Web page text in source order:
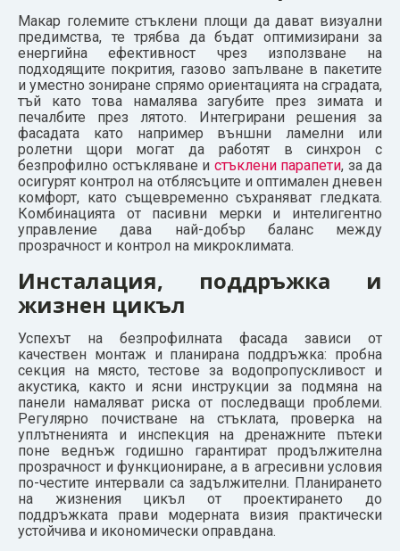
Макар големите стъклени площи да дават визуални
предимства, те трябва да бъдат оптимизирани за
енергийна ефективност чрез използване на
подходящите покрития, газово запълване в пакетите
и уместно зониране спрямо ориентацията на сградата,
тъй като това намалява загубите през зимата и
печалбите през лятото. Интегрирани решения за
фасадата като например външни ламелни или
ролетни щори могат да работят в синхрон с
безпрофилно остъкляване и стъклени парапети, за да
осигурят контрол на отблясъците и оптимален дневен
комфорт, като същевременно съхраняват гледката.
Комбинацията от пасивни мерки и интелигентно
управление дава най-добър баланс между
прозрачност и контрол на микроклимата.
Инсталация, поддръжка и
жизнен цикъл
Успехът на безпрофилната фасада зависи от
качествен монтаж и планирана поддръжка: пробна
секция на място, тестове за водопропускливост и
акустика, както и ясни инструкции за подмяна на
панели намаляват риска от последващи проблеми.
Регулярно почистване на стъклата, проверка на
уплътненията и инспекция на дренажните пътеки
поне веднъж годишно гарантират продължителна
прозрачност и функциониране, а в агресивни условия
по-честите интервали са задължителни. Планирането
на жизнения цикъл от проектирането до
поддръжката прави модерната визия практически
устойчива и икономически оправдана.